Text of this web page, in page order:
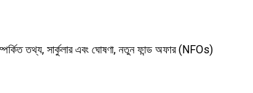
তথ্য, সার্কুলার এবং ঘোষণা, নতুন ফান্ড অফার (NFOs)